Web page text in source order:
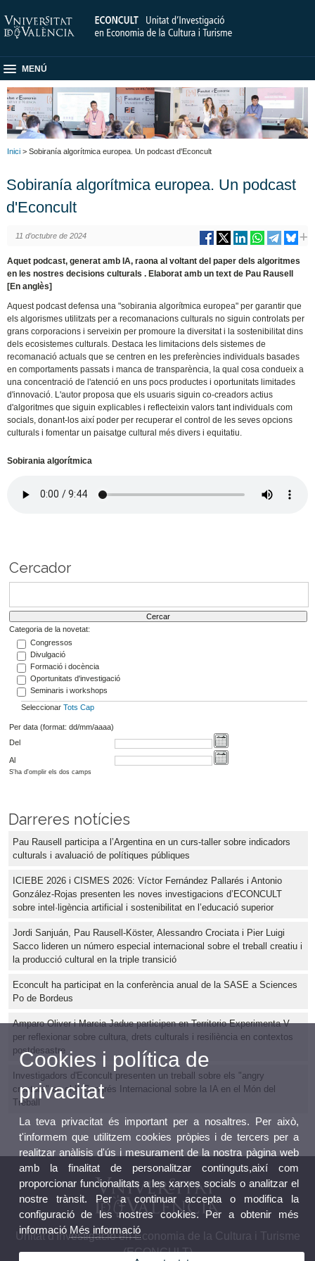
MENÚ
Inici > Sobiranía algorítmica europea. Un podcast d'Econcult
Sobiranía algorítmica europea. Un podcast
d'Econcult
11 d’octubre de 2024
Aquet podcast, generat amb IA, raona al voltant del paper dels algoritmes
en les nostres decisions culturals . Elaborat amb un text de Pau Rausell
[En anglès]
Aquest podcast defensa una "sobirania algorítmica europea" per garantir que
els algorismes utilitzats per a recomanacions culturals no siguin controlats per
grans corporacions i serveixin per promoure la diversitat i la sostenibilitat dins
dels ecosistemes culturals. Destaca les limitacions dels sistemes de
recomanació actuals que se centren en les preferències individuals basades
en comportaments passats i manca de transparència, la qual cosa condueix a
una concentració de l'atenció en uns pocs productes i oportunitats limitades
d'innovació. L'autor proposa que els usuaris siguin co-creadors actius
d'algoritmes que siguin explicables i reflecteixin valors tant individuals com
socials, donant-los així poder per recuperar el control de les seves opcions
culturals i fomentar un paisatge cultural més divers i equitatiu.
Sobirania algorítmica
Cercador
Categoria de la novetat:
Congressos
Divulgació
Formació i docència
Oportunitats d'investigació
Seminaris i workshops
Seleccionar Tots Cap
Per data (format: dd/mm/aaaa)
Del
Al
S'ha d'omplir els dos camps
Darreres notícies
Pau Rausell participa a l’Argentina en un curs-taller sobre indicadors
culturals i avaluació de polítiques públiques
ICIEBE 2026 i CISMES 2026: Víctor Fernández Pallarés i Antonio
González-Rojas presenten les noves investigacions d’ECONCULT
sobre intel·ligència artificial i sostenibilitat en l’educació superior
Jordi Sanjuán, Pau Rausell-Köster, Alessandro Crociata i Pier Luigi
Sacco lideren un número especial internacional sobre el treball creatiu i
la producció cultural en la triple transició
Econcult ha participat en la conferència anual de la SASE a Sciences
Po de Bordeus
Amparo Oliver i Marcia Jadue participen en Territorio Experimenta V
per reflexionar sobre cultura, drets culturals i resiliència en contextos
postdesastre
Investigadors d'Econcult presenten un treball sobre els "angry
creators" en el II Congrés Internacional sobre la IA en el Món del
Treball
Unitat d'Investigació en Economia de la Cultura i Turisme
(ECONCULT)
Cookies i política de
privacitat
La teva privacitat és important per a nosaltres. Per això,
t'informem que utilitzem cookies pròpies i de tercers per a
realitzar anàlisis d'ús i mesurament de la nostra pàgina web
amb la finalitat de personalitzar continguts,així com
proporcionar funcionalitats a les xarxes socials o analitzar el
nostre trànsit. Per a continuar accepta o modifica la
configuració de les nostres cookies. Per a obtenir més
informació Més informació